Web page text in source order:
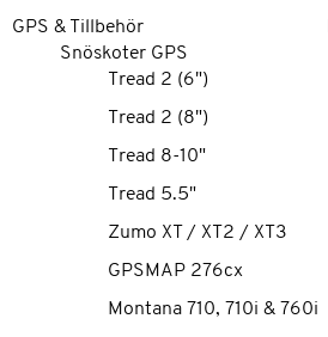
GPS & Tillbehör
Snöskoter GPS
Tread 2 (6")
Tread 2 (8")
Tread 8-10"
Tread 5.5"
Zumo XT / XT2 / XT3
GPSMAP 276cx
Montana 710, 710i & 760i